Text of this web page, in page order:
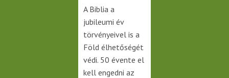
A Biblia a
jubileumi év
törvényeivel is a
Föld élhetőségét
védi. 50 évente el
kell engedni az